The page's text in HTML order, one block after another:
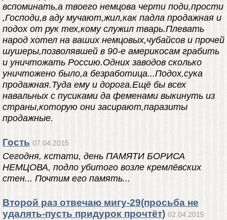
вспоминать,а твоего немцова черти поди,прости
,Господи,в аду мучают,жил,как падла продажная и
подох от рук тех,кому служил тварь.Плевать
народ хотел на ваших немцовых,чубайсов и прочей
шушеры,позволявшей в 90-е америкосам грабить
и уничтожать Россию.Одних заводов сколько
уничтожено было,а безработица...Подох,сука
продажная.Туда ему и дорога.Ещё бы всех
навальных с пусиками да феменами выкинуть из
страны,которую они засирают,паразиты
продажные.
Гость 07.04.2015
Сегодня, кстати, день ПАМЯТИ БОРИСА
НЕМЦОВА, подло убитого возле кремлёвских
стен... Почтим его память...
Второй раз отвечаю мигу-29(просьба не
удалять-пусть придурок прочтёт) 02.04.2015